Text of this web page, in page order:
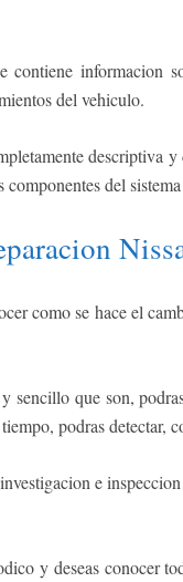
contiene informacion
del vehiculo.
descriptiva
componentes del
como se hace el
sencillo que son,
podras detectar,
e
y deseas conocer